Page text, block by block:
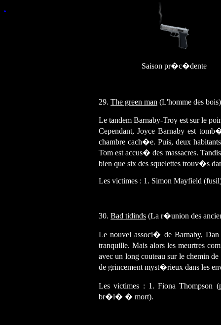
.
Saison pr�c�dente
29. The green man (L'homme des bois)
Le tandem Barnaby-Troy est sur le
Cependant, Joyce Barnaby est
chambre cach�e. Puis, deux
Tom est accus� des massacres.
bien que six des squelettes trouv�s
Les victimes : 1. Simon Mayfield
30. Bad tidinds (La r�union des
Le nouvel associ� de Barnaby,
tranquille. Mais alors les meurtres
avec un long couteau sur le chemin
de grincement myst�rieux dans les
Les victimes : 1. Fiona Thompson
br�l� � mort).